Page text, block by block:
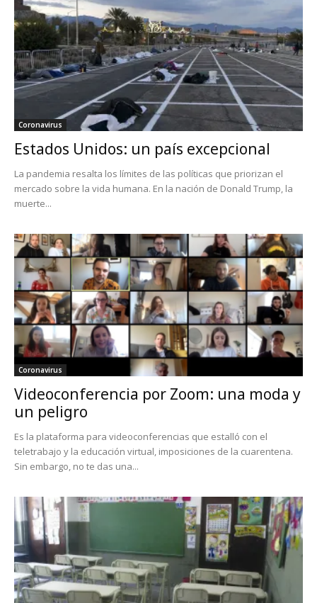
Coronavirus
Estados Unidos: un país excepcional
La pandemia resalta los límites de las políticas que priorizan el
mercado sobre la vida humana. En la nación de Donald Trump, la
muerte...
Coronavirus
Videoconferencia por Zoom: una moda y
un peligro
Es la plataforma para videoconferencias que estalló con el
teletrabajo y la educación virtual, imposiciones de la cuarentena.
Sin embargo, no te das una...